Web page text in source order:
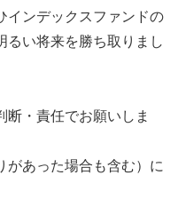
インデックスファンドの
るい将来を勝ち取りまし
・責任でお願いしま
あった場合も含む）に